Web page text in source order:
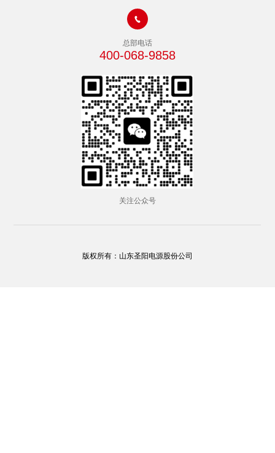

总部电话
400-068-9858
关注公众号
版权所有：山东圣阳电源股份公司